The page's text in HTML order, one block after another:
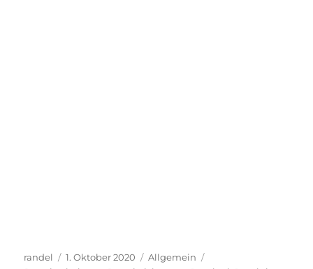
Autor
randel
Veröffentlicht
1. Oktober 2020 Kategorien
Allgemein